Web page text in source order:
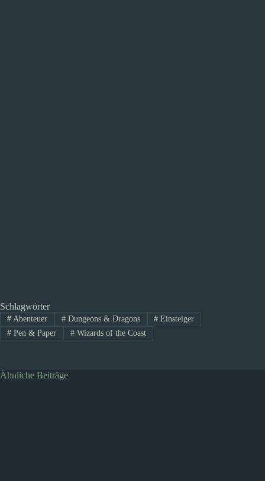
Schlagwörter
#Abenteuer #Dungeons & Dragons # Einsteiger
#Pen & Paper #Wizards of the Coast
Ähnliche Beiträge